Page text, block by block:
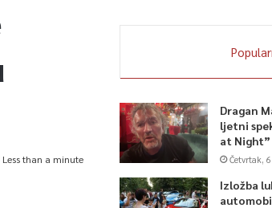
Less than a minute
Dragan
ljetni
at Night”
Četvrtak,
Izložba